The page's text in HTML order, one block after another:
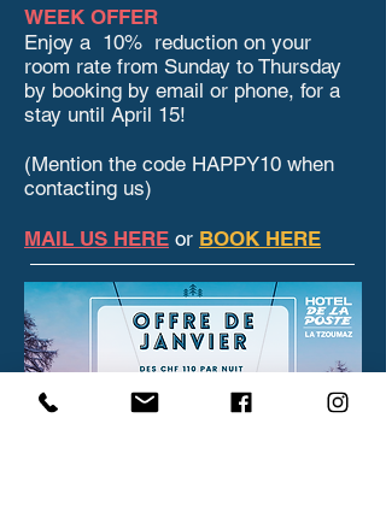
WEEK OFFER
Enjoy a 10% reduction on your
room rate from Sunday to Thursday
by booking by email or phone, for a
stay until April 15!
(Mention the code HAPPY10 when
contacting us)
MAIL US HERE or BOOK HERE